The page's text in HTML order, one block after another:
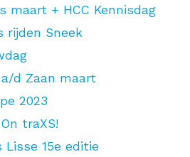
maart + HCC Kennisdag
rijden Sneek
d Zaan maart
2023
traXS!
Lisse 15e editie